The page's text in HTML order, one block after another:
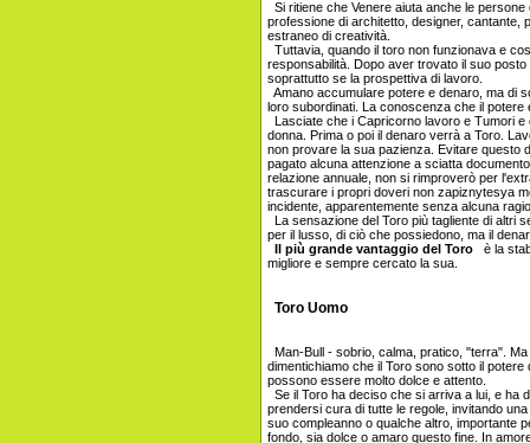
Si ritiene che Venere aiuta anche le
professione di architetto, designer, cantante,
estraneo di creatività.
Tuttavia, quando il toro non funzionava e
responsabilità. Dopo aver trovato il suo
soprattutto se la prospettiva di lavoro.
Amano accumulare potere e denaro, ma di
loro subordinati. La conoscenza che il
Lasciate che i Capricorno lavoro e Tumori
donna. Prima o poi il denaro verrà a Toro.
non provare la sua pazienza. Evitare questo
pagato alcuna attenzione a sciatta
relazione annuale, non si rimproverò per
trascurare i propri doveri non zapiznytesya
incidente, apparentemente senza alcuna
La sensazione del Toro più tagliente di altri
per il lusso, di ciò che possiedono, ma il
Il più grande vantaggio del Toro
è la
migliore e sempre cercato la sua.
Toro Uomo
Man-Bull - sobrio, calma, pratico, "terra".
dimentichiamo che il Toro sono sotto il
possono essere molto dolce e attento.
Se il Toro ha deciso che si arriva a lui, e ha
prendersi cura di tutte le regole, invitando
suo compleanno o qualche altro, importante
fondo, sia dolce o amaro questo fine. In